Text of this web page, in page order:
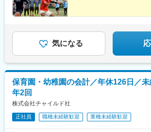
・教育・人材育成に興味があれば未経験から
年商71億円を誇る「丸光ホールディングス
全国２０００教室の日本最大の個別指導塾「
学習ＲＥＤ」を１１教室、また「ほねつぎ」
営。加えて２０２３年デイサービス事業を開
変更の範囲：会社の定める業務
気になる
保育園・幼稚園の会計／年休126日／
年2回
株式会社チャイルド社
正社員 職種未経験歓迎 業種未経験歓迎